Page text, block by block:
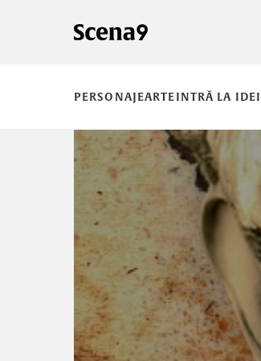
PERSONAJEARTEINTRĂ LA IDEI